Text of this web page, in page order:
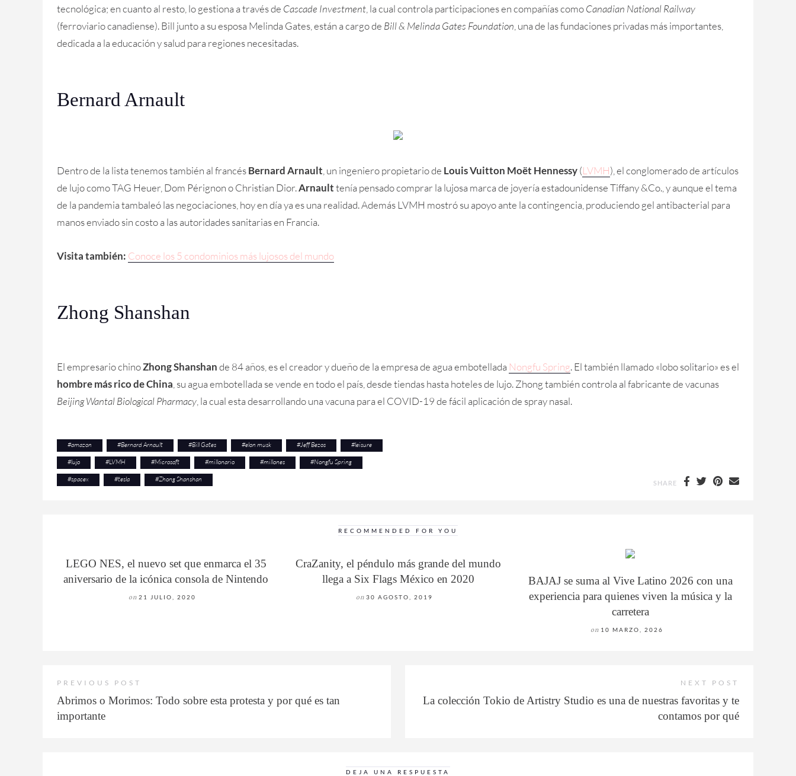
tecnológica; en cuanto al resto, lo gestiona a través de Cascade Investment , la cual controla participaciones en compañías comoCanadian National Railway
(ferroviario canadiense). Bill junto a su esposa Melinda Gates, están a cargo de Bill & Melinda Gates Foundation , una de las fundaciones privadas más importantes,
dedicada a la educación y salud para regiones necesitadas.
Bernard Arnault
Dentro de la lista tenemos también al francésBernard Arnault, un ingeniero propietario de Louis Vuitton Moët Hennessy(LVMH), el conglomerado de artículos
de lujo como TAG Heuer, Dom Pérignon o Christian Dior.Arnaulttenía pensado comprar la lujosa marca de joyería estadounidense Tiffany &Co., y aunque el tema
de la pandemia tambaleó las negociaciones, hoy en día ya es una realidad. Además LVMH mostró su apoyo ante la contingencia, produciendo gel antibacterial para
manos enviado sin costo a las autoridades sanitarias en Francia.
Visita también: Conoce los 5 condominios más lujosos del mundo
Zhong Shanshan
El empresario chinoZhong Shanshande 84 años, es el creador y dueño de la empresa de agua embotellada Nongfu Spring. El también llamado «lobo solitario» es el
hombre más rico de China , su agua embotellada se vende en todo el país, desde tiendas hasta hoteles de lujo. Zhong también controla al fabricante de vacunas
Beijing Wantal Biological Pharmacy , la cual esta desarrollando una vacuna para el COVID-19 de fácil aplicación de spray nasal.
#amazon #Bernard Arnault #Bill Gates #elon musk #Jeff Bezos #leisure
#lujo #LVMH #Microsoft #millonario #millones #Nongfu Spring
#spacex #tesla #Zhong Shanshan SHARE
RECOMMENDED FOR YOU
LEGO NES, el nuevo set que enmarca el 35
aniversario de la icónica consola de Nintendo
on 21 JULIO, 2020
CraZanity, el péndulo más grande del mundo
llega a Six Flags México en 2020
on 30 AGOSTO, 2019
BAJAJ se suma al Vive Latino 2026 con una
experiencia para quienes viven la música y la
carretera
on 10 MARZO, 2026
PREVIOUS POST
Abrimos o Morimos: Todo sobre esta protesta y por qué es tan
importante
NEXT POST
La colección Tokio de Artistry Studio es una de nuestras favoritas y te
contamos por qué
DEJA UNA RESPUESTA